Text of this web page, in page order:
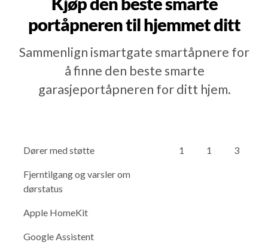
portåpneren til hjemmet ditt
Sammenlign ismartgate smartåpnere for
å finne den beste smarte
garasjeportåpneren for ditt hjem.
Dører med støtte 1 1 3
Fjerntilgang og varsler om
dørstatus
Apple HomeKit
Google Assistent